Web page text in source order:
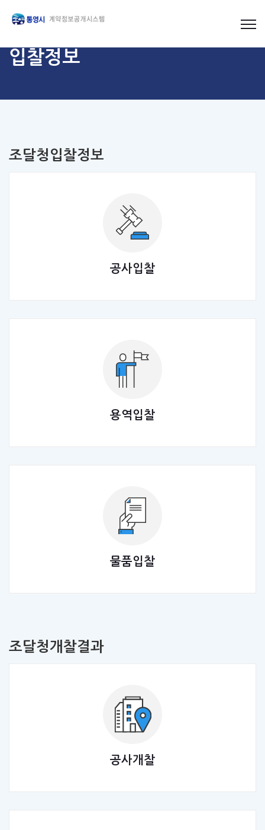
입찰정보
조달청입찰정보
공사입찰
용역입찰
물품입찰
조달청개찰결과
공사개찰